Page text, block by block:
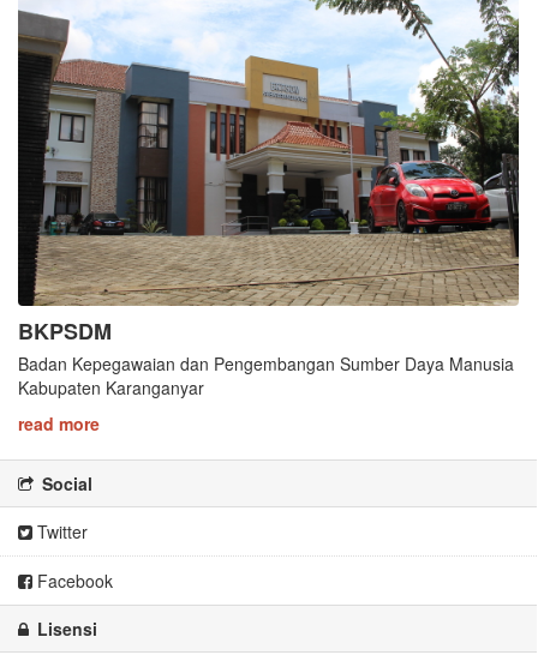
BKPSDM
Badan Kepegawaian dan Pengembangan Sumber Daya Manusia
Kabupaten Karanganyar
read more
Social
Twitter
Facebook
Lisensi